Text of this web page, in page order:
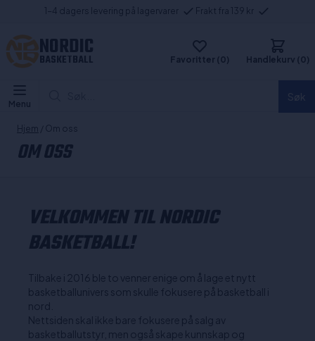
1-4 dagers levering på lagervarer Frakt fra 139 kr
NORDIC
BASKETBALL Favoritter (0) Handlekurv (0)
Menu
Hjem / Om oss
OM OSS
VELKOMMEN TIL NORDIC
BASKETBALL!
Tilbake i 2016 ble to venner enige om å lage et nytt
basketballunivers som skulle fokusere på basketball i
nord.
Nettsiden skal ikke bare fokusere på salg av
basketballutstyr, men også skape kunnskap og